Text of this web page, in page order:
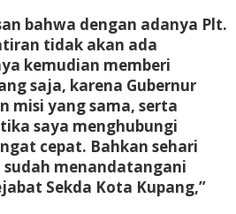
bahwa dengan adanya Plt.
tidak akan ada
kemudian memberi
saja, karena Gubernur
misi yang sama, serta
saya menghubungi
cepat. Bahkan sehari
sudah menandatangani
Sekda Kota Kupang,”